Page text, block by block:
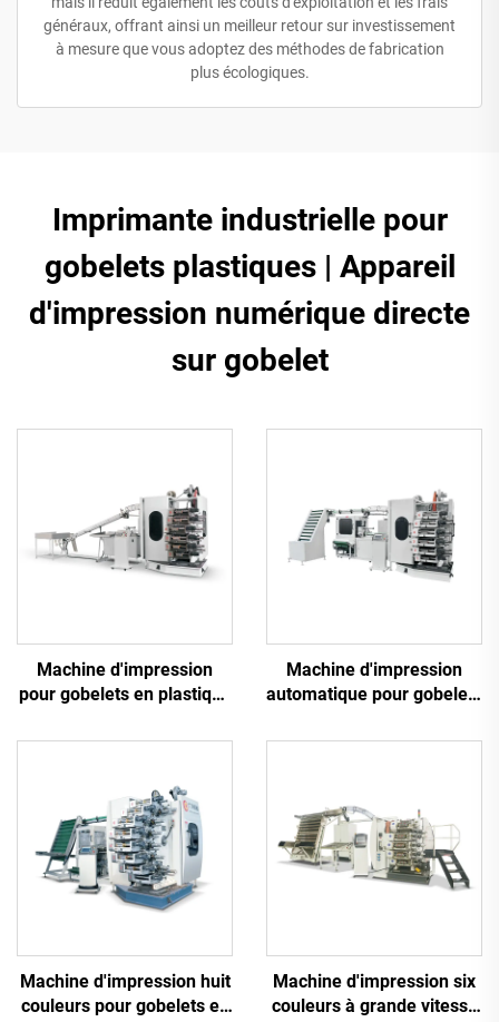
généraux, offrant ainsi un meilleur retour sur investissement
à mesure que vous adoptez des méthodes de fabrication
plus écologiques.
Imprimante industrielle pour
gobelets plastiques | Appareil
d'impression numérique directe
sur gobelet
Machine d'impression
pour gobelets en plastique
Machine d'impression
automatique pour gobelets
Machine d'impression huit
couleurs pour gobelets en
Machine d'impression six
couleurs à grande vitesse